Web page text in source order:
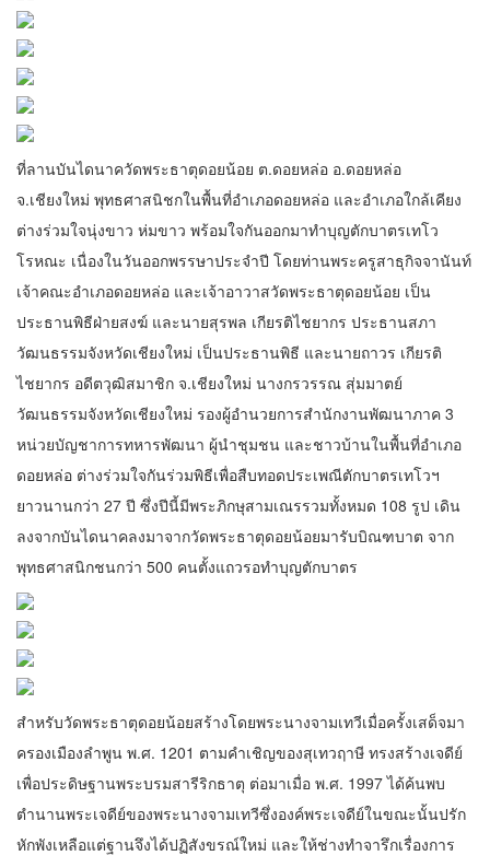
ที่ลานบันไดนาควัดพระธาตุดอยน้อย ต.ดอยหล่อ อ.ดอยหล่อ
จ.เชียงใหม่ พุทธศาสนิชกในพื้นที่อำเภอดอยหล่อ และอำเภอใกล้เคียง
ต่างร่วมใจนุ่งขาว ห่มขาว พร้อมใจกันออกมาทำบุญตักบาตรเทโว
โรหณะ เนื่องในวันออกพรรษาประจำปี โดยท่านพระครูสาธุกิจจานันท์
เจ้าคณะอำเภอดอยหล่อ และเจ้าอาวาสวัดพระธาตุดอยน้อย เป็น
ประธานพิธีฝ่ายสงฆ์ และนายสุรพล เกียรติไชยากร ประธานสภา
วัฒนธรรมจังหวัดเชียงใหม่ เป็นประธานพิธี และนายถาวร เกียรติ
ไชยากร อดีตวุฒิสมาชิก จ.เชียงใหม่ นางกรวรรณ สุ่มมาตย์
วัฒนธรรมจังหวัดเชียงใหม่ รองผู้อำนวยการสำนักงานพัฒนาภาค 3
หน่วยบัญชาการทหารพัฒนา ผู้นำชุมชน และชาวบ้านในพื้นที่อำเภอ
ดอยหล่อ ต่างร่วมใจกันร่วมพิธีเพื่อสืบทอดประเพณีตักบาตรเทโวฯ
ยาวนานกว่า 27 ปี ซึ่งปีนี้มีพระภิกษุสามเณรรวมทั้งหมด 108 รูป เดิน
ลงจากบันไดนาคลงมาจากวัดพระธาตุดอยน้อยมารับบิณฑบาต จาก
พุทธศาสนิกชนกว่า 500 คนตั้งแถวรอทำบุญตักบาตร
สำหรับวัดพระธาตุดอยน้อยสร้างโดยพระนางจามเทวีเมื่อครั้งเสด็จมา
ครองเมืองลำพูน พ.ศ. 1201 ตามคำเชิญของสุเทวฤาษี ทรงสร้างเจดีย์
เพื่อประดิษฐานพระบรมสารีริกธาตุ ต่อมาเมื่อ พ.ศ. 1997 ได้ค้นพบ
ตำนานพระเจดีย์ของพระนางจามเทวีซึ่งองค์พระเจดีย์ในขณะนั้นปรัก
หักพังเหลือแต่ฐานจึงได้ปฏิสังขรณ์ใหม่ และให้ช่างทำจารึกเรื่องการ